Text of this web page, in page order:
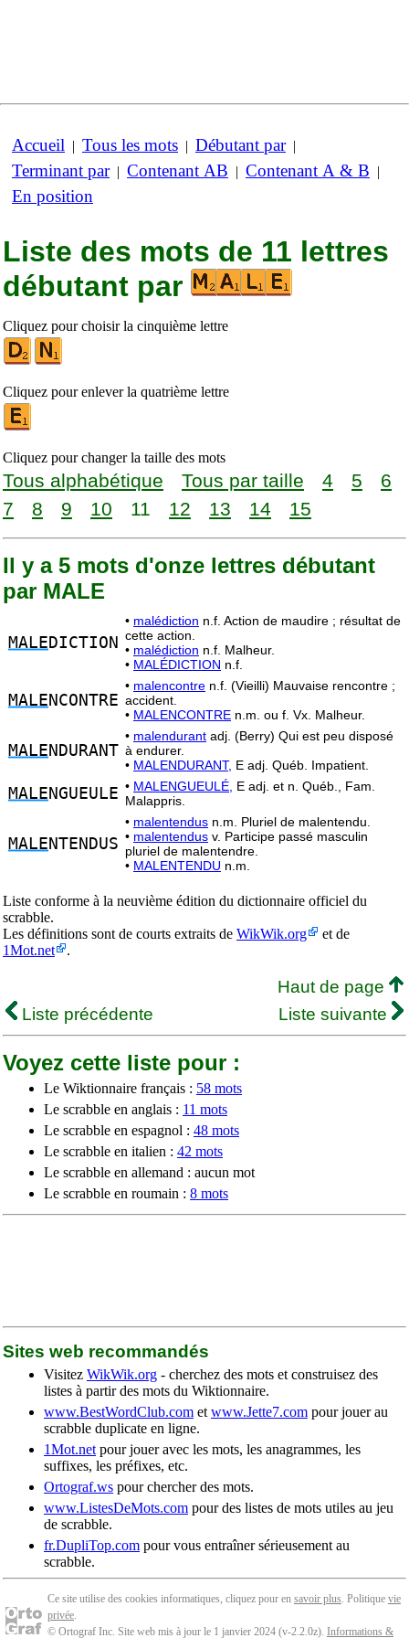
Accueil | Tous les mots | Débutant par|
Terminant par| Contenant AB | Contenant A & B |
En position
Liste des mots de 11 lettres
débutant par
Cliquez pour choisir la cinquième lettre
Cliquez pour enlever la quatrième lettre
Cliquez pour changer la taille des mots
Tous alphabétique Tous par taille 4 5
6
7
8 9 10 11 12 13 14 15
Il y a 5 mots d'onze lettres débutant
par MALE
MALE DICTION
• malédiction n.f. Action de maudire ; résultat de
cette action.
• malédiction n.f. Malheur.
• MALÉDICTION n.f.
MALE NCONTRE
• malencontre n.f. (Vieilli) Mauvaise rencontre ;
accident.
• MALENCONTRE n.m. ou f. Vx. Malheur.
MALE NDURANT
• malendurant adj. (Berry) Qui est peu disposé
à endurer.
• MALENDURANT, E adj. Québ. Impatient.
MALE NGUEULE • MALENGUEULÉ, E adj. et n. Québ., Fam.
Malappris.
MALE NTENDUS
• malentendus n.m. Pluriel de malentendu.
• malentendus v. Participe passé masculin
pluriel de malentendre.
• MALENTENDU n.m.
Liste conforme à la neuvième édition du dictionnaire officiel du
scrabble.
Les définitions sont de courts extraits de WikWik.org
et de
1Mot.net
.
Haut de page
Liste précédente
Liste suivante
Voyez cette liste pour :
Le Wiktionnaire français : 58 mots
Le scrabble en anglais : 11 mots
Le scrabble en espagnol : 48 mots
Le scrabble en italien : 42 mots
Le scrabble en allemand : aucun mot
Le scrabble en roumain : 8 mots
Sites web recommandés
Visitez WikWik.org - cherchez des mots et construisez des
listes à partir des mots du Wiktionnaire.
www.BestWordClub.com et www.Jette7.com pour jouer au
scrabble duplicate en ligne.
1Mot.net pour jouer avec les mots, les anagrammes, les
suffixes, les préfixes, etc.
Ortograf.ws pour chercher des mots.
www.ListesDeMots.com pour des listes de mots utiles au jeu
de scrabble.
fr.DupliTop.com pour vous entraîner sérieusement au
scrabble.
Ce site utilise des cookies informatiques, cliquez pour en savoir plus. Politique vie
privée.
© Ortograf Inc. Site web mis à jour le 1 janvier 2024 (v-2.2.0z). Informations &